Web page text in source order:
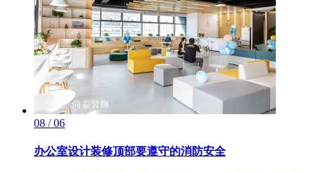
08 / 06
办公室设计装修顶部要遵守的消防安全